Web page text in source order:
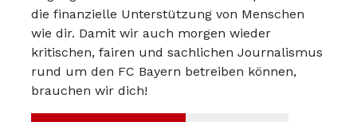
Werbepartner werden
die finanzielle Unterstützung von Menschen
wie dir. Damit wir auch morgen wieder
kritischen, fairen und sachlichen Journalismus
rund um den FC Bayern betreiben können,
brauchen wir dich!